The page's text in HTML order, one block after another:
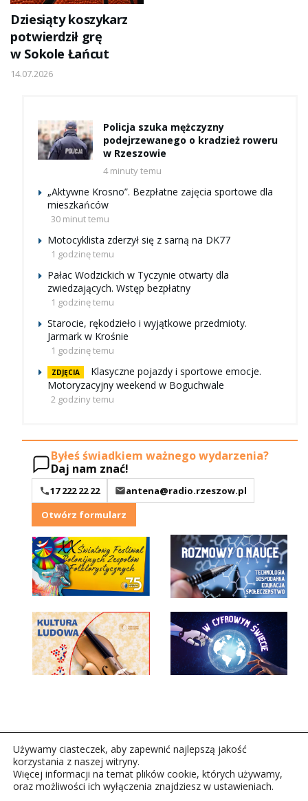
Dziesiąty koszykarz
potwierdził grę
w Sokole Łańcut
14.07.2026
Policja szuka mężczyzny
podejrzewanego o kradzież roweru
w Rzeszowie
4 minuty temu
„Aktywne Krosno”. Bezpłatne zajęcia sportowe dla
mieszkańców
30 minut temu
Motocyklista zderzył się z sarną na DK77
1 godzinę temu
Pałac Wodzickich w Tyczynie otwarty dla
zwiedzających. Wstęp bezpłatny
1 godzinę temu
Starocie, rękodzieło i wyjątkowe przedmioty.
Jarmark w Krośnie
1 godzinę temu
ZDJĘCIA
Klasyczne pojazdy i sportowe emocje.
Motoryzacyjny weekend w Boguchwale
2 godziny temu
Byłeś świadkiem ważnego wydarzenia?
Daj nam znać!
17 222 22 22
antena@radio.rzeszow.pl
Otwórz formularz
Copyright © 2026Polskie Radio Rzeszów S.A. w likwidacj.
Używamy ciasteczek, aby zapewnić najlepszą jakość
korzystania z naszej witryny.
Więcej informacji na temat plików cookie, których używamy,
oraz możliwości ich wyłączenia znajdziesz w ustawieniach.